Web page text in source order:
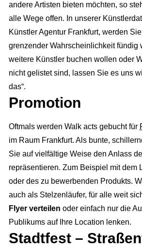
Locations
Technik
Catering
Roboter
Wir planen Ihr
Corporate
Exhibition
Incentives
Kinder Events
Familienfeiern
DJ Booking
Marketing
Events &
Promotion
Public Relations
Advertising
LED Outdoor
Referenzen
Über uns
Die Agentur
Wir über uns
Konzeption
Standorte
Kontakt /
Newsletter
AGB
andere Artisten bieten möchten, so
alle Wege offen. In unserer
Künstler Agentur Frankfurt, werden
grenzender Wahrscheinlichkeit fündig
weitere Künstler buchen wollen oder
nicht gelistet sind, lassen Sie es uns
das“.
Promotion
Oftmals werden Walk acts gebucht für
im Raum Frankfurt. Als bunte,
Sie auf vielfältige Weise den Anlass
repräsentieren. Zum Beispiel mit dem
oder des zu bewerbenden Produkts.
auch als Stelzenläufer, für alle weit
Flyer verteilen oder einfach nur die
Publikums auf Ihre Location lenken.
Stadtfest –